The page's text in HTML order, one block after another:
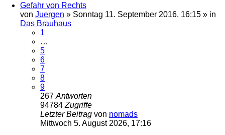
Gefahr von Rechts
von Juergen » Sonntag 11. September 2016, 16:15 » in
Das Brauhaus
1
…
5
6
7
8
9
267 Antworten
94784 Zugriffe
Letzter Beitrag von nomads
Mittwoch 5. August 2026, 17:16